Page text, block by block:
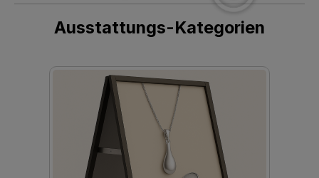
Ausstattungs-Kategorien